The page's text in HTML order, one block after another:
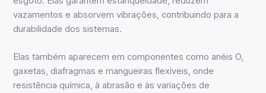
vazamentos e absorvem vibrações, contribuindo para a
durabilidade dos sistemas.
Elas também aparecem em componentes como anéis O,
gaxetas, diafragmas e mangueiras flexíveis, onde
resistência química, à abrasão e às variações de